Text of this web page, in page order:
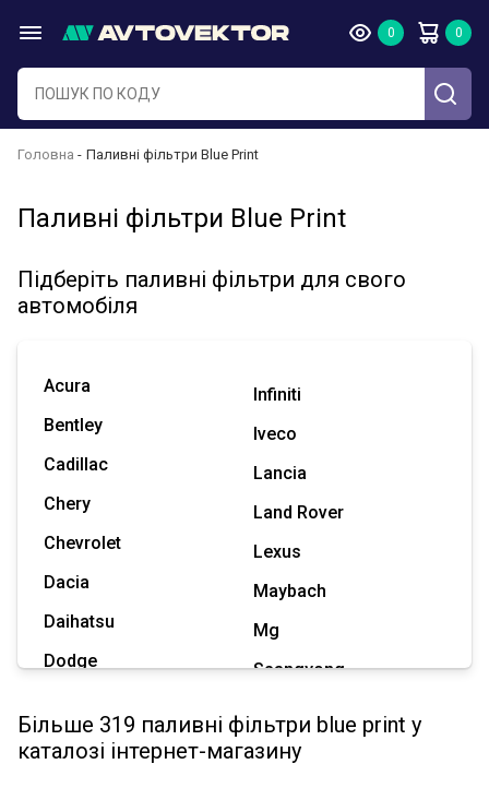
Головна Паливні фільтри Blue Print
Паливні фільтри Blue Print
Підберіть паливні фільтри для свого
автомобіля
Acura
Bentley
Cadillac
Chery
Chevrolet
Dacia
Daihatsu
Dodge
Great Wall
Infiniti
Iveco
Lancia
Land Rover
Lexus
Maybach
Mg
Ssangyong
Tesla
Більше 319 паливні фільтри blue print у
каталозі інтернет-магазину